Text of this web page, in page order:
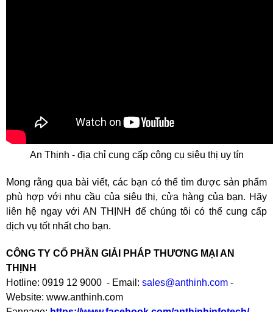
An Thịnh - địa chỉ cung cấp công cụ siêu thị uy tín
Mong rằng qua bài viết, các bạn có thể tìm được sản phẩm
phù hợp với nhu cầu của siêu thị, cửa hàng của bạn. Hãy
liên hệ ngay với AN THỊNH để chúng tôi có thể cung cấp
dịch vụ tốt nhất cho bạn.
CÔNG TY CỔ PHẦN GIẢI PHÁP THƯƠNG MẠI AN
THỊNH
Hotline: 0919 12 9000 - Email: sales@anthinh.com -
Website: www.anthinh.com